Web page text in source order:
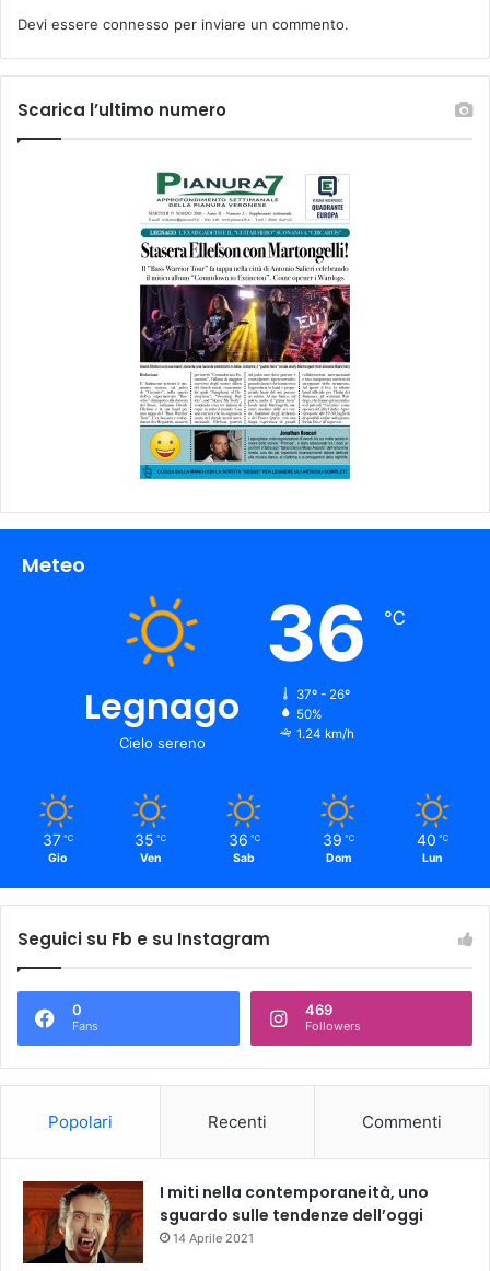
Devi essere connesso per inviare un commento.
Scarica l’ultimo numero
Meteo
Legnago
Cielo sereno
36 ℃
37º - 26º
50%
1.24 km/h
37 ℃
Gio
35 ℃
Ven
36 ℃
Sab
39 ℃
Dom
40 ℃
Lun
Seguici su Fb e su Instagram
0
Fans
469
Followers
Popolari Recenti Commenti
I miti nella contemporaneità, uno
sguardo sulle tendenze dell’oggi
14 Aprile 2021